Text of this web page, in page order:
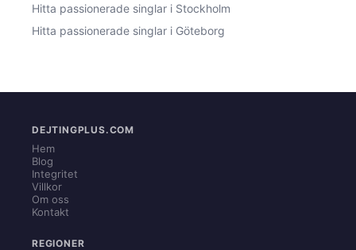
Hitta passionerade singlar i Stockholm
Hitta passionerade singlar i Göteborg
DEJTINGPLUS.COM
Hem
Blog
Integritet
Villkor
Om oss
Kontakt
REGIONER